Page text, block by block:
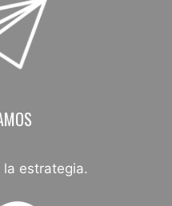
la estrategia.